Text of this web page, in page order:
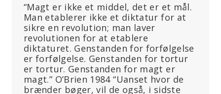
“Magt er ikke et middel, det er et mål.
Man etablerer ikke et diktatur for at
sikre en revolution; man laver
revolutionen for at etablere
diktaturet. Genstanden for forfølgelse
er forfølgelse. Genstanden for tortur
er tortur. Genstanden for magt er
magt.” O’Brien 1984 “Uanset hvor de
brænder bøger, vil de også, i sidste